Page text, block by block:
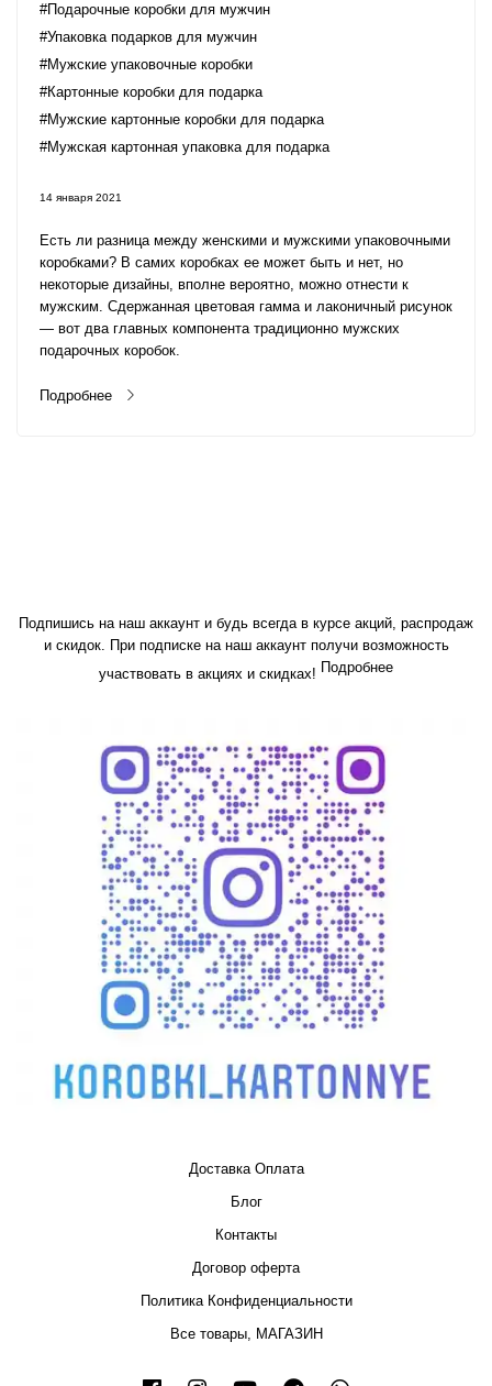
#Подарочные коробки для мужчин
#Упаковка подарков для мужчин
#Мужские упаковочные коробки
#Картонные коробки для подарка
#Мужские картонные коробки для подарка
#Мужская картонная упаковка для подарка
14 января 2021
Есть ли разница между женскими и мужскими упаковочными
коробками? В самих коробках ее может быть и нет, но
некоторые дизайны, вполне вероятно, можно отнести к
мужским. Сдержанная цветовая гамма и лаконичный рисунок
— вот два главных компонента традиционно мужских
подарочных коробок.
Подробнее
Подпишись на наш аккаунт и будь всегда в курсе акций, распродаж
и скидок. При подписке на наш аккаунт получи возможность
участвовать в акциях и скидках! Подробнее
Доставка Оплата
Блог
Контакты
Договор оферта
Политика Конфиденциальности
Все товары, МАГАЗИН